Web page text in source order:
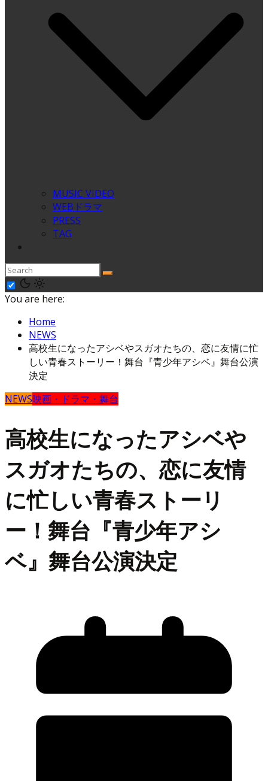
MUSIC VIDEO
WEBドラマ
PRESS
TAG
You are here:
Home
NEWS
高校生になったアシベやスガオたちの、恋に友情に忙
しい青春ストーリー！舞台『青少年アシベ』舞台公演
決定
NEWS映画・ドラマ・舞台
高校生になったアシベや
スガオたちの、恋に友情
に忙しい青春ストーリ
ー！舞台『青少年アシ
ベ』舞台公演決定